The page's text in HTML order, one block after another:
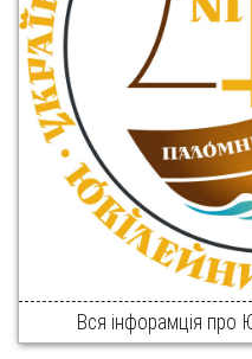
Вся інфорамція про